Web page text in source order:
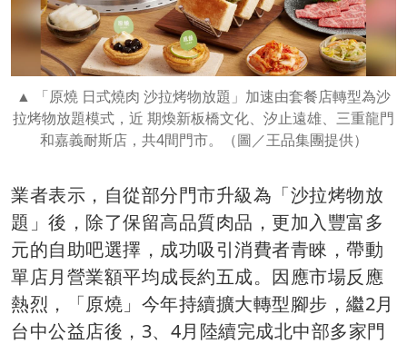
「原燒 日式燒肉 沙拉烤物放題」加速由套餐店轉型為沙
拉烤物放題模式，近 期煥新板橋文化、汐止遠雄、三重龍門
和嘉義耐斯店，共4間門市。（圖／王品集團提供）
業者表示，自從部分門市升級為「沙拉烤物放
題」後，除了保留高品質肉品，更加入豐富多
元的自助吧選擇，成功吸引消費者青睞，帶動
單店月營業額平均成長約五成。因應市場反應
熱烈，「原燒」今年持續擴大轉型腳步，繼2月
台中公益店後，3、4月陸續完成北中部多家門